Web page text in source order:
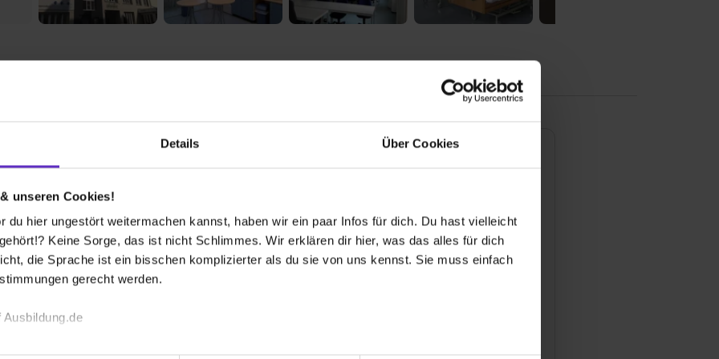
Details Über Cookies
unseren Cookies!
du hier ungestört weitermachen kannst, haben wir ein paar Infos für dich. Du hast vielleicht
Keine Sorge, das ist nicht Schlimmes. Wir erklären dir hier, was das alles für dich
die Sprache ist ein bisschen komplizierter als du sie von uns kennst. Sie muss einfach
gerecht werden.
Funktion unserer Webseite („Notwendig“), um von dir bei Benutzung der
- Pflegeschule
der Oskar Kämmer Schule gGmbH
tätig. Unser eingespieltes Team besteht
Qualität, Begeisterung und Flexibilität
an Lehrkräften regelmäßig fachliche Nachhilfe an.
zur Seite. Mit unseren Bildungsangeboten
Kooperationspartnern aus dem
unterbreiten wir gern ein Angebot für Inhouse-
der HZA (Hanseatische Zertifizierungsagentur) als